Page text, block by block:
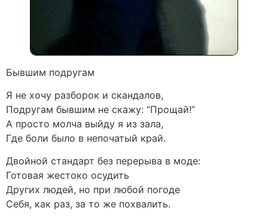
Бывшим подругам
Я не хочу разборок и скандалов,
Подругам бывшим не скажу: “Прощай!”
А просто молча выйду я из зала,
Где боли было в непочатый край.
Двойной стандарт без перерыва в моде:
Готовая жестоко осудить
Других людей, но при любой погоде
Себя, как раз, за то же похвалить.